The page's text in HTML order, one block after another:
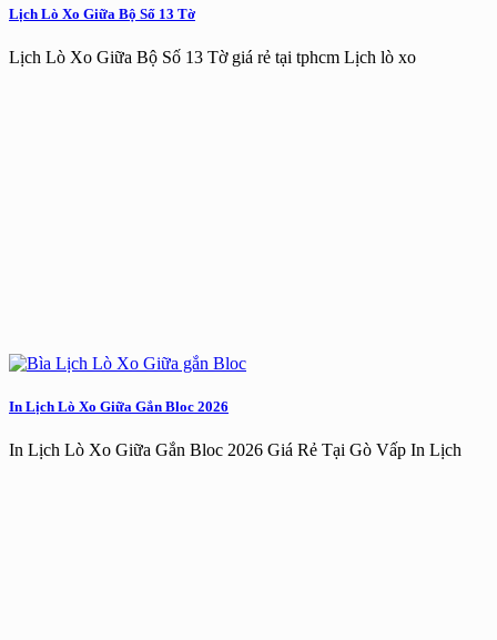
Lịch Lò Xo Giữa Bộ Số 13 Tờ
Lịch Lò Xo Giữa Bộ Số 13 Tờ giá rẻ tại tphcm Lịch lò xo
In Lịch Lò Xo Giữa Gắn Bloc 2026
In Lịch Lò Xo Giữa Gắn Bloc 2026 Giá Rẻ Tại Gò Vấp In Lịch